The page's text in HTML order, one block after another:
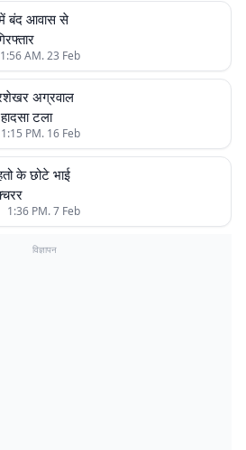
में बंद आवास से
1:56 AM. 23 Feb
अग्रवाल
टला
1:15 PM. 16 Feb
के छोटे भाई
1:36 PM. 7 Feb
विज्ञापन